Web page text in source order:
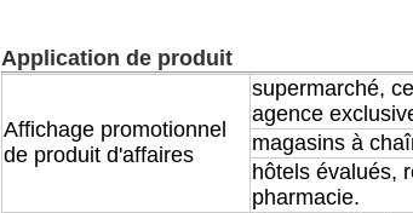
Application de produit
Affichage promotionnel
de produit d'affaires
supermarché,
agence
magasins à
hôtels évalués,
pharmacie.